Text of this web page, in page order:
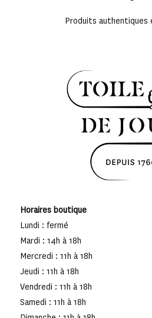
Produits authentiques
Horaires boutique
Lundi : fermé
Mardi : 14h à 18h
Mercredi : 11h à 18h
Jeudi : 11h à 18h
Vendredi : 11h à 18h
Samedi : 11h à 18h